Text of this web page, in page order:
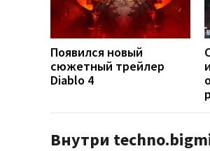
Появился новый
сюжетный трейлер
Diablo 4
Внутри